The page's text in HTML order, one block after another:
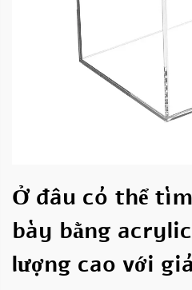
Ở đâu có thể
bày bằng
lượng cao với